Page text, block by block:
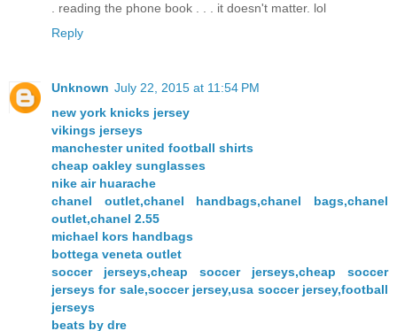
. reading the phone book . . . it doesn't matter. lol
Reply
Unknown July 22, 2015 at 11:54 PM
new york knicks jersey
vikings jerseys
manchester united football shirts
cheap oakley sunglasses
nike air huarache
chanel outlet,chanel handbags,chanel bags,chanel
outlet,chanel 2.55
michael kors handbags
bottega veneta outlet
soccer jerseys,cheap soccer jerseys,cheap soccer
jerseys for sale,soccer jersey,usa soccer jersey,football
jerseys
beats by dre